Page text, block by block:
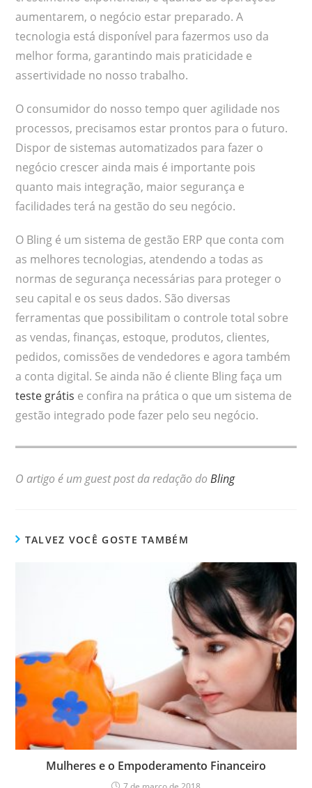
aumentarem, o negócio estar preparado. A
tecnologia está disponível para fazermos uso da
melhor forma, garantindo mais praticidade e
assertividade no nosso trabalho.
O consumidor do nosso tempo quer agilidade nos
processos, precisamos estar prontos para o futuro.
Dispor de sistemas automatizados para fazer o
negócio crescer ainda mais é importante pois
quanto mais integração, maior segurança e
facilidades terá na gestão do seu negócio.
O Bling é um sistema de gestão ERP que conta com
as melhores tecnologias, atendendo a todas as
normas de segurança necessárias para proteger o
seu capital e os seus dados. São diversas
ferramentas que possibilitam o controle total sobre
as vendas, finanças, estoque, produtos, clientes,
pedidos, comissões de vendedores e agora também
a conta digital. Se ainda não é cliente Bling faça um
teste grátis e confira na prática o que um sistema de
gestão integrado pode fazer pelo seu negócio.
O artigo é um guest post da redação doBling
TALVEZ VOCÊ GOSTE TAMBÉM
Mulheres e o Empoderamento Financeiro